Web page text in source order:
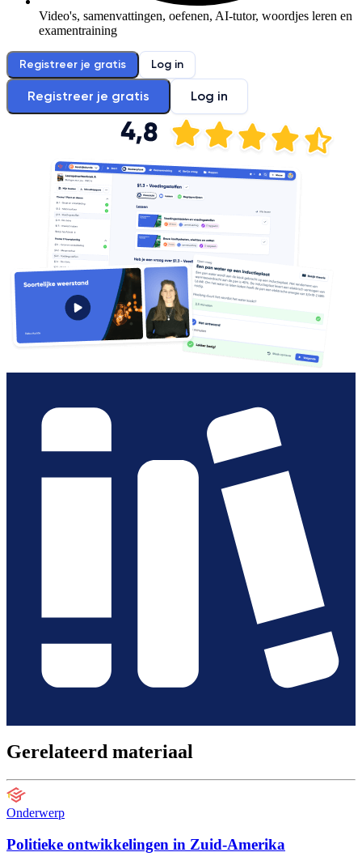
Video's, samenvattingen, oefenen, AI-tutor, woordjes leren en
examentraining
Registreer je gratis Log in
Registreer je gratis Log in
Gerelateerd materiaal
Onderwerp
Politieke ontwikkelingen in Zuid-Amerika